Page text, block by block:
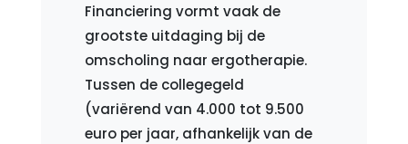
Financiering vormt vaak de
grootste uitdaging bij de
omscholing naar ergotherapie.
Tussen de collegegeld
(variërend van 4.000 tot 9.500
euro per jaar, afhankelijk van de